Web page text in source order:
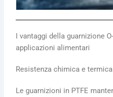
I vantaggi della guarnizione
applicazioni alimentari
Resistenza chimica e termica
Le guarnizioni in PTFE